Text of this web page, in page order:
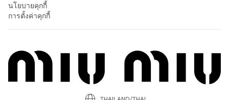
นโยบายคุกกี้
การตั้งค่าคุกกี้